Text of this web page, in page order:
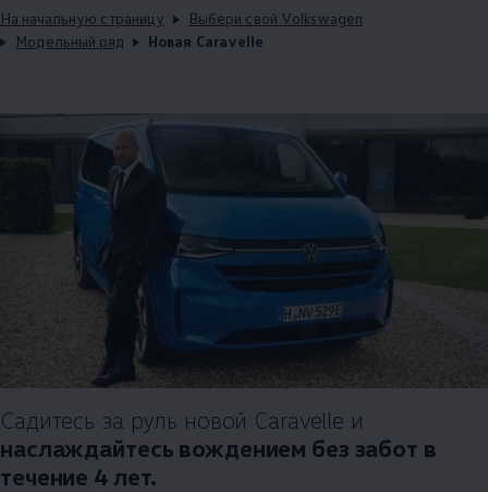
На начальную страницу
Выбери свой Volkswagen
Модельный ряд
Новая Caravelle
Садитесь за руль новой Caravelle и
наслаждайтесь вождением без забот в
течение 4 лет.